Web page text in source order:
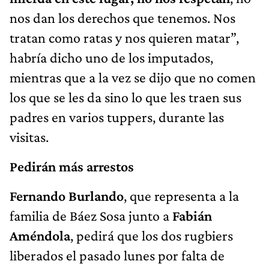
nos dan los derechos que tenemos. Nos
tratan como ratas y nos quieren matar”,
habría dicho uno de los imputados,
mientras que a la vez se dijo que no comen
los que se les da sino lo que les traen sus
padres en varios tuppers, durante las
visitas.
Pedirán más arrestos
Fernando Burlando, que representa a la
familia de Báez Sosa junto a Fabián
Améndola, pedirá que los dos rugbiers
liberados el pasado lunes por falta de